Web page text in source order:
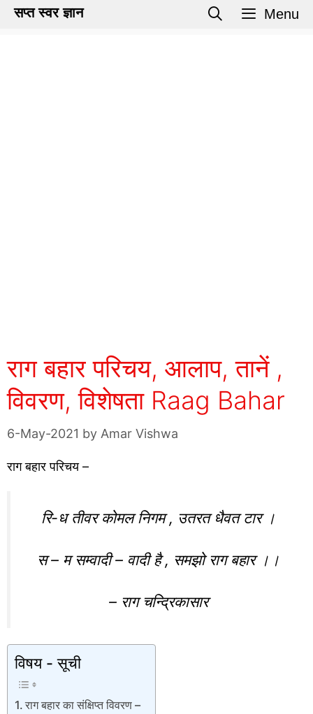
Skipसप्त स्वर ज्ञान Menu
राग बहार परिचय, आलाप, तानें ,
विवरण, विशेषता Raag Bahar
6-May-2021 by Amar Vishwa
राग बहार परिचय –
रि-ध तीवर कोमल निगम , उतरत धैवत टार ।
स – म सम्वादी – वादी है , समझो राग बहार ।।
– राग चन्द्रिकासार
विषय - सूची
राग बहार का संक्षिप्त विवरण –